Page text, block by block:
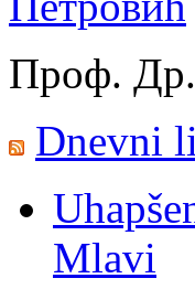
Проф.
Dnevni
Mlavi